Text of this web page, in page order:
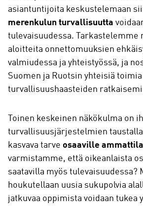
asiantuntijoita keskustelemaan
merenkulun turvallisuutta
tulevaisuudessa. Tarkastelemme
aloitteita onnettomuuksien
valmiudessa ja yhteistyössä, ja
Suomen ja Ruotsin yhteisiä
turvallisuushaasteiden
Toinen keskeinen näkökulma on
turvallisuusjärjestelmien
kasvava tarve osaaville
varmistamme, että oikeanlaista
saatavilla myös tulevaisuudessa?
houkutellaan uusia sukupolvia
jatkuvaa oppimista voidaan tukea